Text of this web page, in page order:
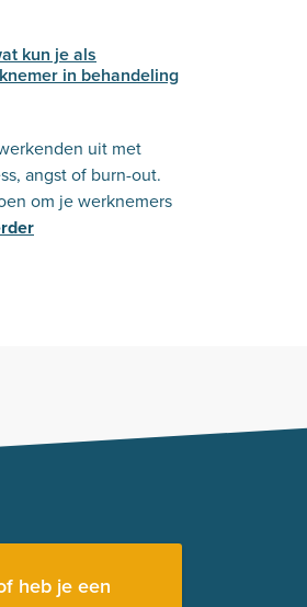
kun je als
in behandeling
uit met
angst of burn-out.
om je werknemers
heb je een